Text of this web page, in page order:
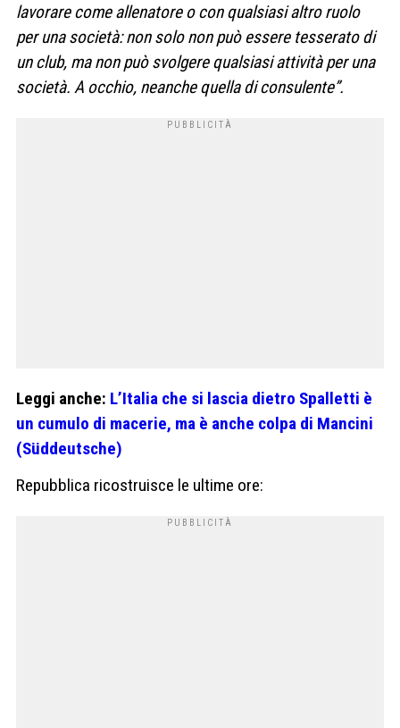
lavorare come allenatore o con qualsiasi altro ruolo
per una società: non solo non può essere tesserato di
un club, ma non può svolgere qualsiasi attività per una
società. A occhio, neanche quella di consulente”.
Leggi anche: L’Italia che si lascia dietro Spalletti è
un cumulo di macerie, ma è anche colpa di Mancini
(Süddeutsche)
Repubblica ricostruisce le ultime ore: